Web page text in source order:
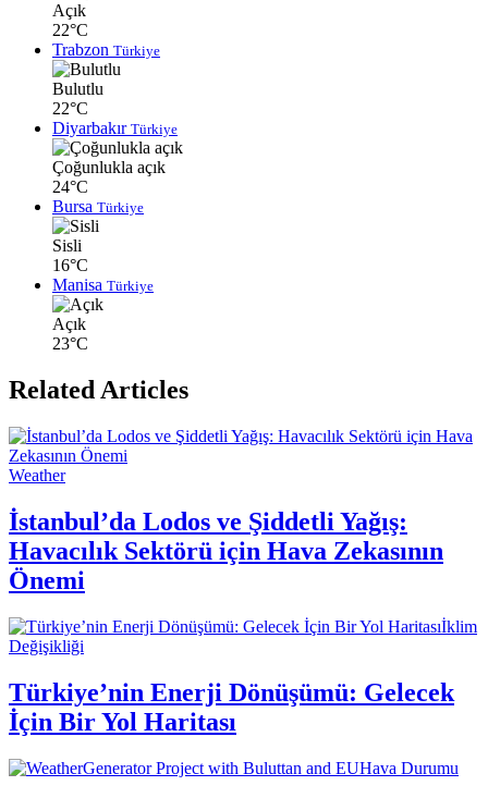
Açık
22°C
Trabzon Türkiye
Bulutlu
22°C
Diyarbakır Türkiye
Çoğunlukla açık
24°C
Bursa Türkiye
Sisli
16°C
Manisa Türkiye
Açık
23°C
Related Articles
Weather
İstanbul’da Lodos ve Şiddetli Yağış:
Havacılık Sektörü için Hava Zekasının
Önemi
İklim
Değişikliği
Türkiye’nin Enerji Dönüşümü: Gelecek
İçin Bir Yol Haritası
Hava Durumu